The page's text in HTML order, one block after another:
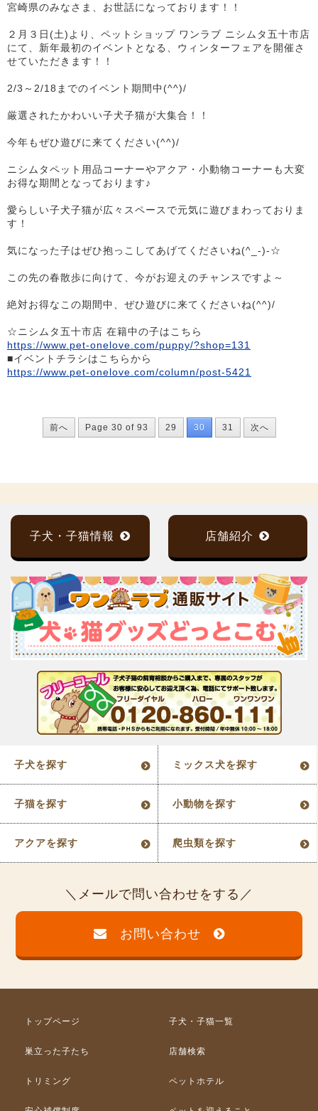
宮崎県のみなさま、お世話になっております！！
２月３日(土)より、ペットショップ ワンラブ ニシムタ五十市店
にて、新年最初のイベントとなる、ウィンターフェアを開催さ
せていただきます！！
2/3～2/18までのイベント期間中(^^)/
厳選されたかわいい子犬子猫が大集合！！
今年もぜひ遊びに来てください(^^)/
ニシムタペット用品コーナーやアクア・小動物コーナーも大変
お得な期間となっております♪
愛らしい子犬子猫が広々スペースで元気に遊びまわっておりま
す！
気になった子はぜひ抱っこしてあげてくださいね(^_-)-☆
この先の春散歩に向けて、今がお迎えのチャンスですよ～
絶対お得なこの期間中、ぜひ遊びに来てくださいね(^^)/
☆ニシムタ五十市店 在籍中の子はこちら
https://www.pet-onelove.com/puppy/?shop=131
■イベントチラシはこちらから
https://www.pet-onelove.com/column/post-5421
前へ Page 30 of 93 29 30 31 次へ
子犬・子猫情報 店舗紹介
子犬を探す ミックス犬を探す
子猫を探す 小動物を探す
アクアを探す 爬虫類を探す
メールで問い合わせをする
お問い合わせ
トップページ 子犬・子猫一覧
巣立った子たち 店舗検索
トリミング ペットホテル